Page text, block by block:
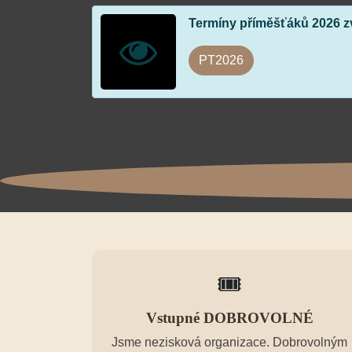
Termíny příměšťáků 2026
PT2026
🎟️
Vstupné DOBROVOLNÉ
Jsme nezisková organizace. Dobrovolným